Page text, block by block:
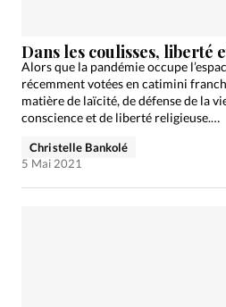
Dans les coulisses, liberté
Alors que la pandémie occupe
récemment votées en catimini
matière de laïcité, de défense de la
conscience et de liberté religieuse.…
Christelle Bankolé
5 Mai 2021